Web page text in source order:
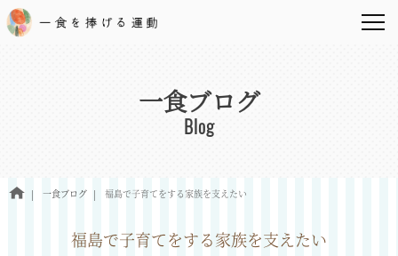
一食ブログ
Blog
一食ブログ 福島で子育てをする家族を支えたい
福島で子育てをする家族を支えたい